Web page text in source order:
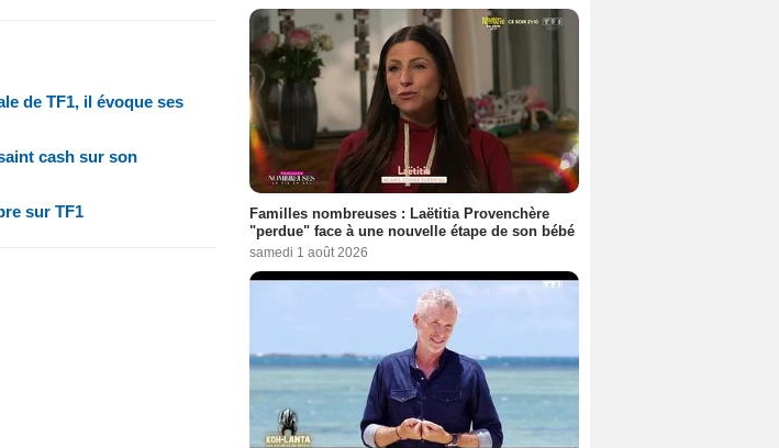
de TF1, il évoque ses
cash sur son
sur TF1
Familles nombreuses : Laëtitia Provenchère
"perdue" face à une nouvelle étape de son bébé
samedi 1 août 2026